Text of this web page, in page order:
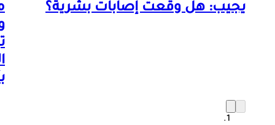
يجيب: هل وقعت إصابات بشرية؟